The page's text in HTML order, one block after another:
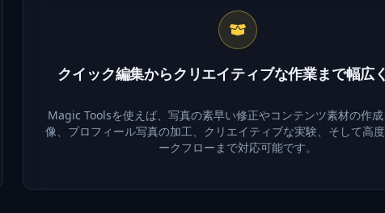
クイック編集からクリエイティブな作業まで幅広
Magic Toolsを使えば、写真の素早い修正やコンテンツ素材の作
像、プロフィール写真の加工、クリエイティブな実験、そして高
ークフローまで対応可能です。